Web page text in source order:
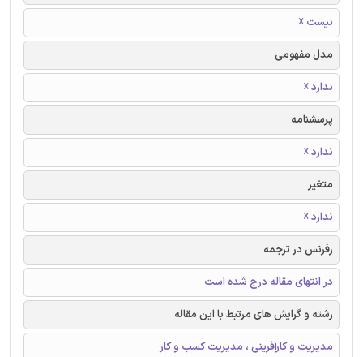
نیست ☓
مدل مفهومی
ندارد ☓
پرسشنامه
ندارد ☓
متغیر
ندارد ☓
رفرنس در ترجمه
در انتهای مقاله درج شده است
رشته و گرایش های مرتبط با این مقاله
مدیریت و کارآفرینی ، مدیریت کسب و کار